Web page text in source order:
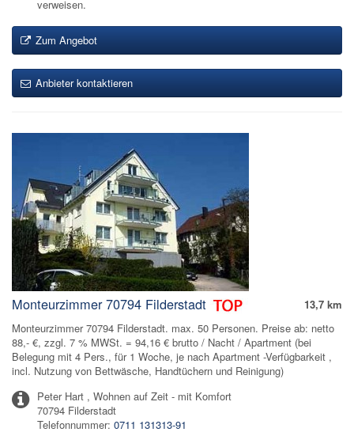
verweisen.
Zum Angebot
Anbieter kontaktieren
13,7 km
Monteurzimmer 70794 Filderstadt
Monteurzimmer 70794 Filderstadt. max. 50 Personen. Preise ab: netto
88,- €, zzgl. 7 % MWSt. = 94,16 € brutto / Nacht / Apartment (bei
Belegung mit 4 Pers., für 1 Woche, je nach Apartment -Verfügbarkeit ,
incl. Nutzung von Bettwäsche, Handtüchern und Reinigung)
Peter Hart , Wohnen auf Zeit - mit Komfort
70794 Filderstadt
Telefonnummer: 0711 131313-91